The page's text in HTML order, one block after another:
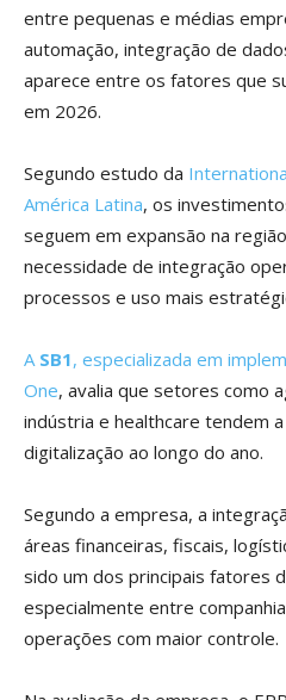
entre pequenas e médias
automação, integração de
aparece entre os fatores que
em 2026.
Segundo estudo da
América Latina, os
seguem em expansão na
necessidade de integração
processos e uso mais
A SB1, especializada em
One, avalia que setores como
indústria e healthcare tendem
digitalização ao longo do ano.
Segundo a empresa, a
áreas financeiras, fiscais,
sido um dos principais fatores
especialmente entre
operações com maior controle.